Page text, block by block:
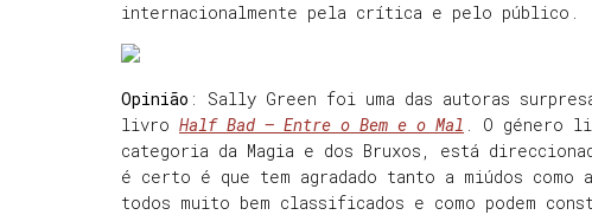
internacionalmente pela crítica e pelo público.
Opinião :
Sally Green foi uma das autoras
livro Half Bad – Entre o Bem e o Mal . O género
categoria da Magia e dos Bruxos, está
é certo é que tem agradado tanto a miúdos como
todos muito bem classificados e como podem